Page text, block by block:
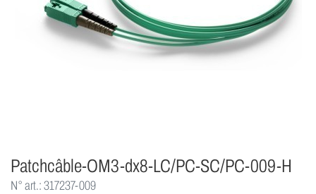
Patchcâble-OM3-dx8-LC/PC-SC/PC-009-H
N° art.: 317237-009